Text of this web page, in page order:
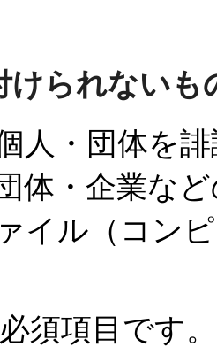
けられないも
人・団体を
体・企業な
イル（コン
須項目です